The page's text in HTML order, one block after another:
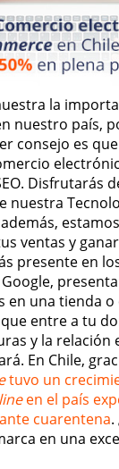
la
nuestro país,
consejo es
Disfrutarás
nuestra
ventas y
presente en
en una tienda
entre a tu
y la relación
En Chile,
tuvo un
en el país
cuarentena
en una